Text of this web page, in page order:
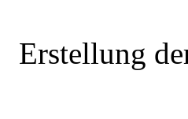
Erstellung